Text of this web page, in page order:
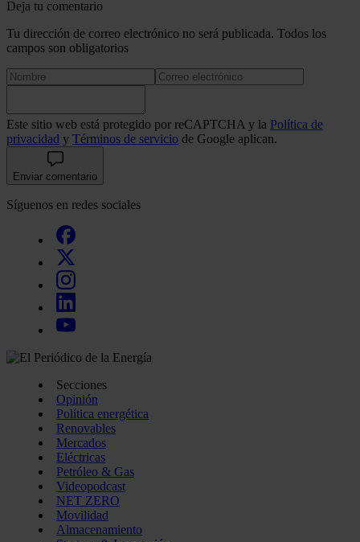
Deja tu comentario
Tu dirección de correo electrónico no será publicada. Todos los
campos son obligatorios
Este sitio web está protegido por reCAPTCHA y la Política de
privacidad y Términos de servicio de Google aplican.
Enviar comentario
Síguenos en redes sociales
Secciones
Opinión
Política energética
Renovables
Mercados
Eléctricas
Petróleo & Gas
Videopodcast
NET ZERO
Movilidad
Almacenamiento